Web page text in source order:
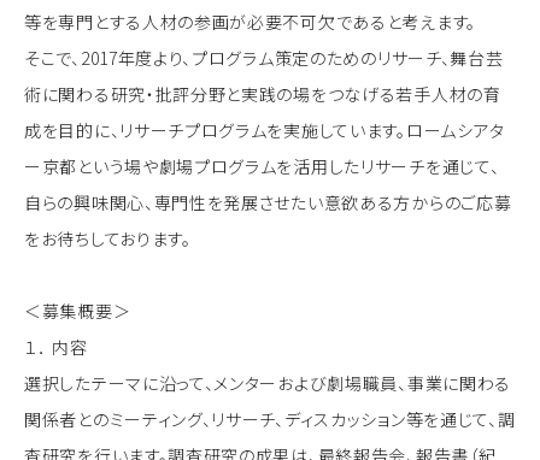
等を専門とする人材の参画が必要不可欠であると考えます。
そこで、2017年度より、プログラム策定のためのリサーチ、舞台芸
術に関わる研究・批評分野と実践の場をつなげる若手人材の育
成を目的に、リサーチプログラムを実施しています。ロームシアタ
ー京都という場や劇場プログラムを活用したリサーチを通じて、
自らの興味関心、専門性を発展させたい意欲ある方からのご応募
をお待ちしております。
＜募集概要＞
１． 内容
選択したテーマに沿って、メンターおよび劇場職員、事業に関わる
関係者とのミーティング、リサーチ、ディスカッション等を通じて、調